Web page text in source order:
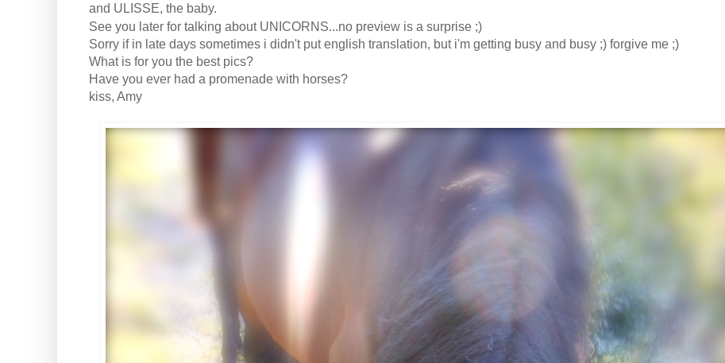
and ULISSE, the baby.
See you later for talking about UNICORNS...no preview is a surprise ;)
Sorry if in late days sometimes i didn't put english translation, but i'm getting busy and busy ;) forgive me ;)
What is for you the best pics?
Have you ever had a promenade with horses?
kiss, Amy